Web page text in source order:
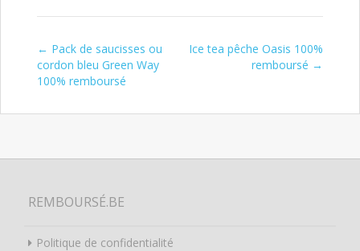
Post navigation
← Pack de saucisses ou
cordon bleu Green Way
100% remboursé
Ice tea pêche Oasis 100%
remboursé →
REMBOURSÉ.BE
Politique de confidentialité